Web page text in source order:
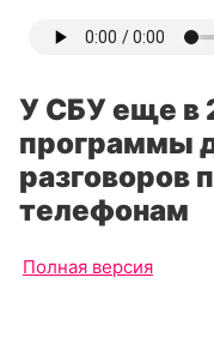
У СБУ еще в
программы
разговоров
телефонам
Полная версия